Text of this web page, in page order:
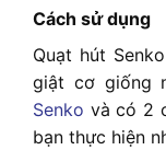
Cách sử dụng
Quạt hút
giật cơ giống
Senko và có 2
bạn thực hiện